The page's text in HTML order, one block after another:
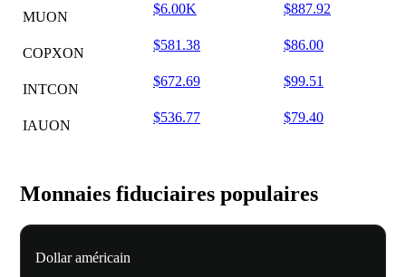
MUON
$6.00K $887.92
COPXON
$581.38 $86.00
INTCON
$672.69 $99.51
IAUON
$536.77 $79.40
Monnaies fiduciaires populaires
Dollar américain